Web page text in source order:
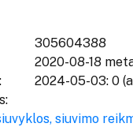
305604388
2020-08-18
2024-05-03: 0
siuvimo